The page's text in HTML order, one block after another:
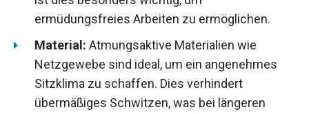
ermüdungsfreies Arbeiten zu ermöglichen.
Material: Atmungsaktive Materialien wie
Netzgewebe sind ideal, um ein angenehmes
Sitzklima zu schaffen. Dies verhindert
übermäßiges Schwitzen, was bei längeren